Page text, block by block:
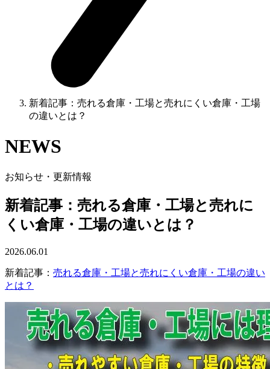
新着記事：売れる倉庫・工場と売れにくい倉庫・工場
の違いとは？
NEWS
お知らせ・更新情報
新着記事：売れる倉庫・工場と売れに
くい倉庫・工場の違いとは？
2026.06.01
新着記事： 売れる倉庫・工場と売れにくい倉庫・工場の違い
とは？